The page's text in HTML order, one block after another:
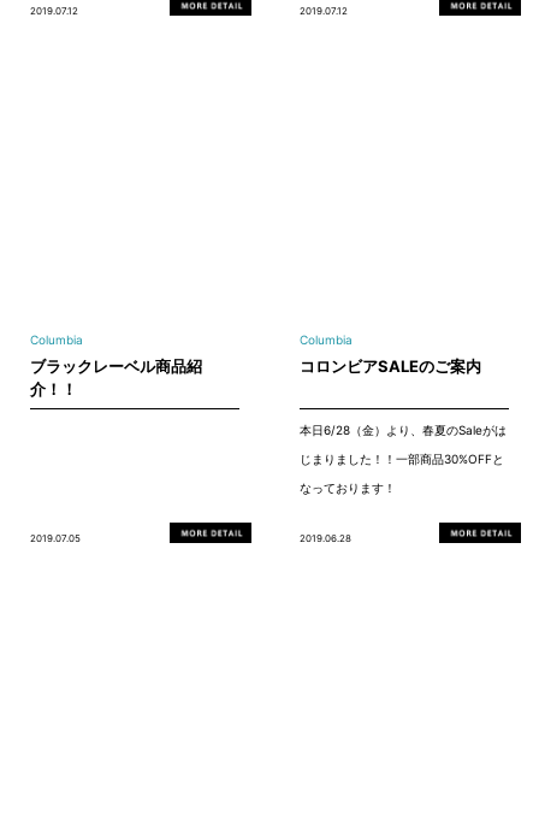
2019.07.12 2019.07.12
Columbia
ブラックレーベル商品紹
介！！
2019.07.05
Columbia
コロンビアSALEのご案内
本日6/28（金）より、春夏のSaleがは
じまりました！！一部商品30%OFFと
なっております！
2019.06.28